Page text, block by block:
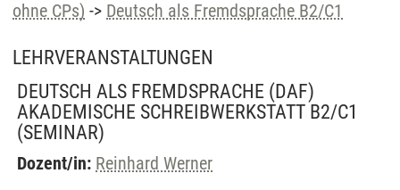
ohne CPs) -> Deutsch als Fremdsprache B2/C1
LEHRVERANSTALTUNGEN
DEUTSCH ALS FREMDSPRACHE (DAF)
AKADEMISCHE SCHREIBWERKSTATT B2/C1
(SEMINAR)
Dozent/in: Reinhard Werner